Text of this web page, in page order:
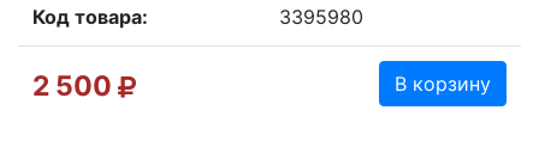
Код товара: 3395980
2 500 В корзину